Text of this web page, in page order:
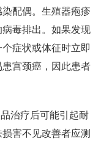
配偶。生殖器疱疹
毒排出。如果发现
症状或体征时立即
宫颈癌，因此患者
治疗后可能引起耐
害不见改善者应测